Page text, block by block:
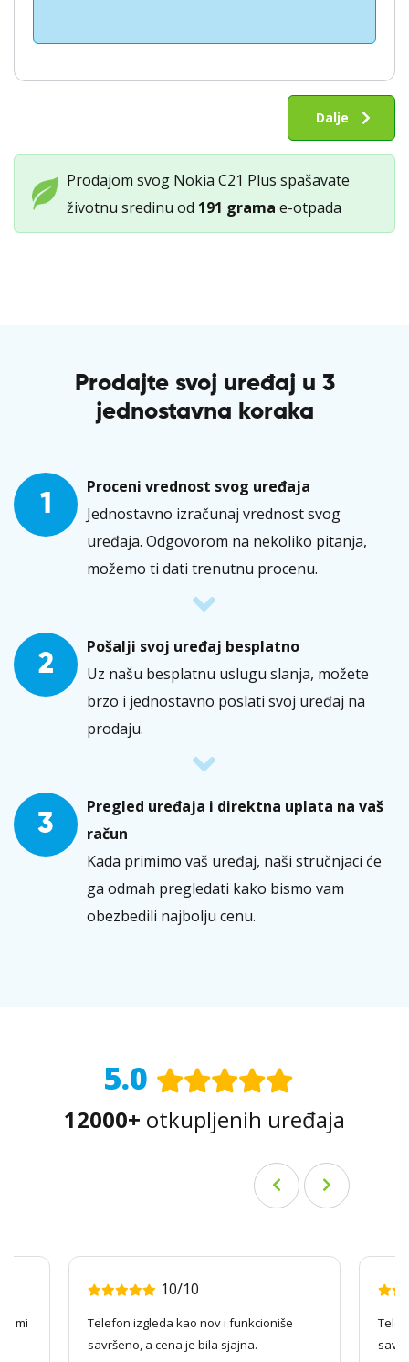
Dalje
Plus
količina Prodajom svog Nokia C21 Plus spašavate
životnu sredinu od 191 grama e-otpada
Prodajte svoj uređaj u 3
jednostavna koraka
1
Proceni vrednost svog uređaja
Jednostavno izračunaj vrednost svog
uređaja. Odgovorom na nekoliko pitanja,
možemo ti dati trenutnu procenu.
2
Pošalji svoj uređaj besplatno
Uz našu besplatnu uslugu slanja, možete
brzo i jednostavno poslati svoj uređaj na
prodaju.
3
Pregled uređaja i direktna uplata na vaš
račun
Kada primimo vaš uređaj, naši stručnjaci će
ga odmah pregledati kako bismo vam
obezbedili najbolju cenu.
5.0
12000+ otkupljenih uređaja
mi
10/10
Telefon izgleda kao nov i funkcioniše
savršeno, a cena je bila sjajna.